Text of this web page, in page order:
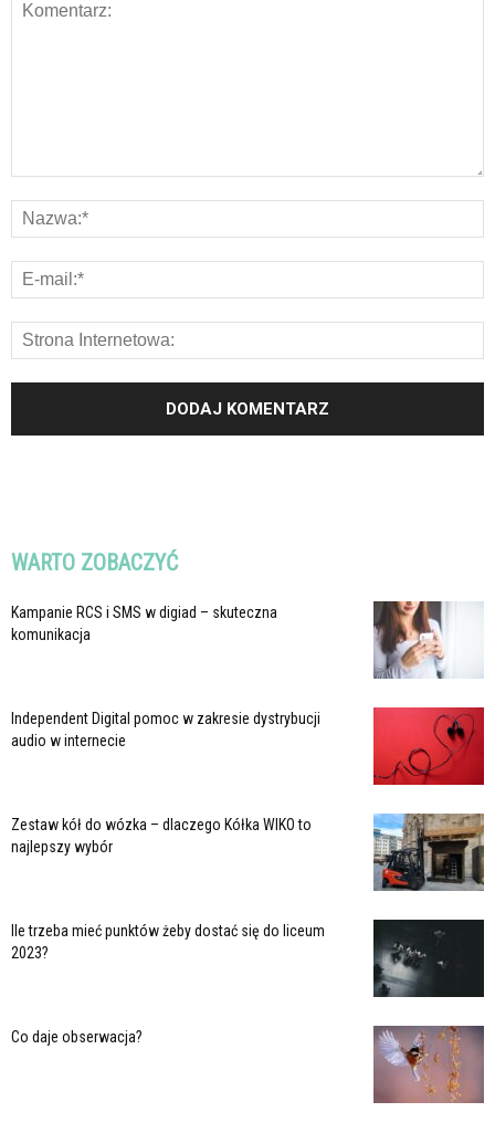
WARTO ZOBACZYĆ
Kampanie RCS i SMS w digiad – skuteczna
komunikacja
Independent Digital pomoc w zakresie dystrybucji
audio w internecie
Zestaw kół do wózka – dlaczego Kółka WIKO to
najlepszy wybór
Ile trzeba mieć punktów żeby dostać się do liceum
2023?
Co daje obserwacja?